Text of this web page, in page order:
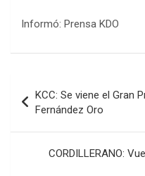
Informó: Prensa KDO
de
entradas
KCC: Se viene el Gran
Fernández Oro
CORDILLERANO:
IAME SERIES ARGENTINA 6
Ramiro Tot (Asfalto)
KDO - F6